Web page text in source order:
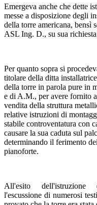
Emergeva anche che dette
messe a disposizione degli
della torre americana, bensì
ASL Ing. D., su sua
Per quanto sopra si
titolare della ditta
della torre in parola pure in
e di A.M., per avere fornito
vendita della struttura
relative istruzioni di
stabile controventatura con
causare la sua caduta sul
determinando il ferimento
pianoforte.
All'esito dell'istruzione
l'escussione di numerosi